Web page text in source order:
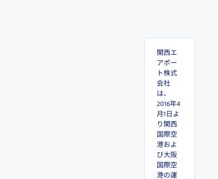
関西エ
アポー
ト株式
会社
は、
2016年4
月1日よ
り関西
国際空
港およ
び大阪
国際空
港の運